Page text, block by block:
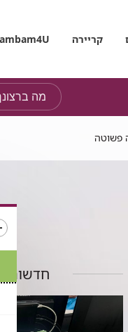
קריירה
בחירת
שים
לב,
לאתר
מה
ברצונך
לחפש?
פשוטה
חדשות